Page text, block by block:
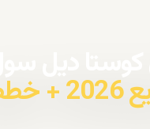
ديل